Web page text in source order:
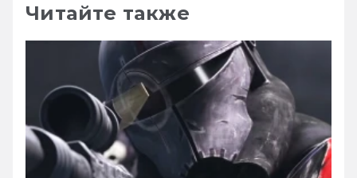
Читайте также